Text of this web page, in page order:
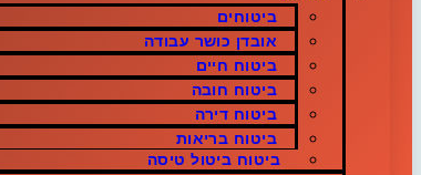
ביטוחים
אובדן כושר עבודה
ביטוח חיים
ביטוח חובה
ביטוח דירה
ביטוח בריאות
ביטוח ביטול טיסה